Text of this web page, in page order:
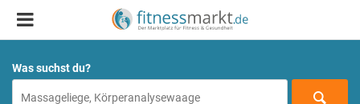
Was suchst du?